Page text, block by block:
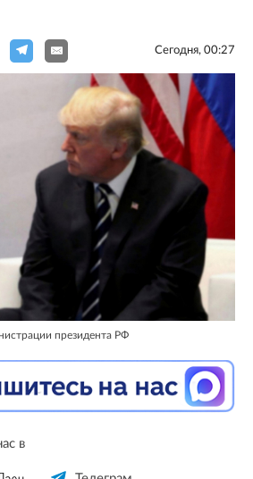
Сегодня, 00:27
президента РФ
в